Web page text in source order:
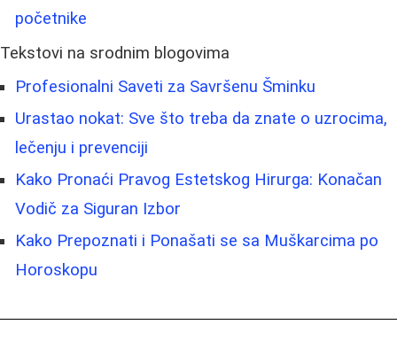
početnike
Tekstovi na srodnim blogovima
Profesionalni Saveti za Savršenu Šminku
Urastao nokat: Sve što treba da znate o uzrocima,
lečenju i prevenciji
Kako Pronaći Pravog Estetskog Hirurga: Konačan
Vodič za Siguran Izbor
Kako Prepoznati i Ponašati se sa Muškarcima po
Horoskopu